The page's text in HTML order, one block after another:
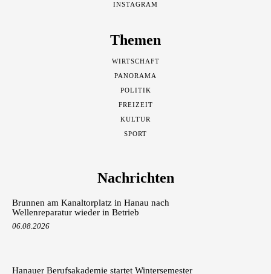
INSTAGRAM
Themen
WIRTSCHAFT
PANORAMA
POLITIK
FREIZEIT
KULTUR
SPORT
Nachrichten
Brunnen am Kanaltorplatz in Hanau nach
Wellenreparatur wieder in Betrieb
06.08.2026
Hanauer Berufsakademie startet Wintersemester